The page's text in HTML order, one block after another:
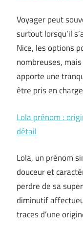
Voyager peut
surtout lorsqu’il
Nice, les options
nombreuses,
apporte une
être pris en
Lola prénom :
détail
Lola, un prénom
douceur et
perdre de sa
diminutif
traces d’une